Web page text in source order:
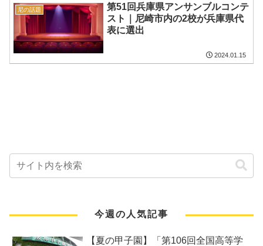
尼の話題
第51回兵庫県アンサンブルコンテ
スト｜尼崎市内の2校が兵庫県代
表に選出
2024.01.15
今週の人気記事
【夏の甲子園】「第106回全国高等学